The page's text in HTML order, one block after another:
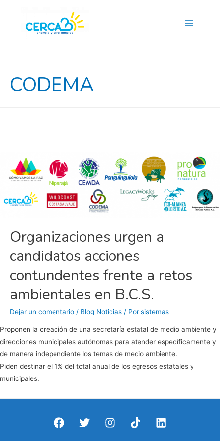
CODEMA
Organizaciones urgen a
candidatos acciones
contundentes frente a retos
ambientales en B.C.S.
Dejar un comentario / Blog Noticias / Por sistemas
Proponen la creación de una secretaría estatal de medio ambiente y
direcciones municipales autónomas para atender específicamente y
de manera independiente los temas de medio ambiente.
Piden destinar el 1% del total anual de los egresos estatales y
municipales.